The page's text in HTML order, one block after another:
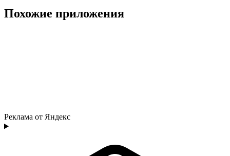
Похожие приложения
Реклама от Яндекс